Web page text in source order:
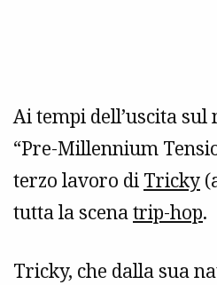
Ai tempi dell’uscita
“Pre-Millennium
terzo lavoro di Tricky
tutta la scenatrip-hop.
Tricky, che dalla sua